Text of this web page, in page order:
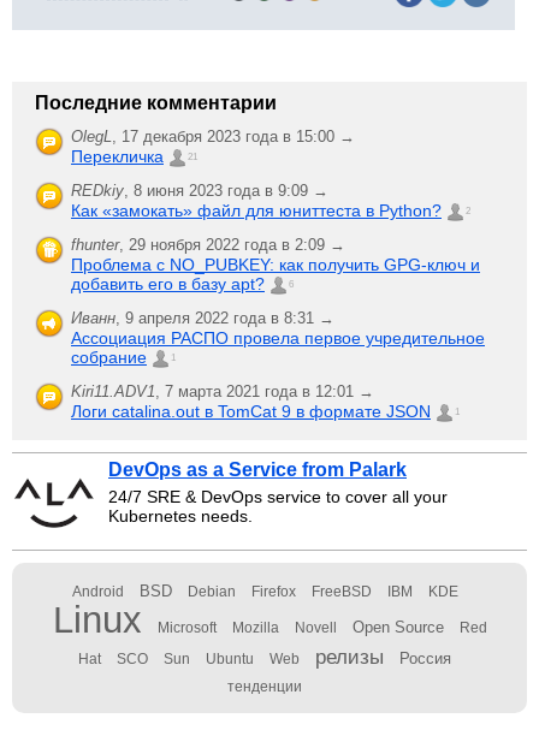
Последние комментарии
OlegL, 17 декабря 2023 года в 15:00 →
Перекличка 21
REDkiy, 8 июня 2023 года в 9:09 →
Как «замокать» файл для юниттеста в Python? 2
fhunter, 29 ноября 2022 года в 2:09 →
Проблема с NO_PUBKEY: как получить GPG-ключ и
добавить его в базу apt?
6
Иванн, 9 апреля 2022 года в 8:31 →
Ассоциация РАСПО провела первое учредительное
собрание
1
Kiri11.ADV1, 7 марта 2021 года в 12:01 →
Логи catalina.out в TomCat 9 в формате JSON 1
DevOps as a Service from Palark
24/7 SRE & DevOps service to cover all your
Kubernetes needs.
Android BSD Debian Firefox FreeBSD IBM KDE
Linux Microsoft Mozilla Novell Open Source Red
Hat SCO Sun Ubuntu Web релизы Россия
тенденции